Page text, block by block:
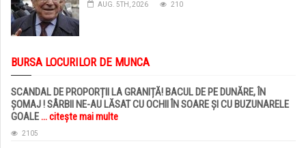
AUG. 5TH, 2026 210
BURSA LOCURILOR DE MUNCA
SCANDAL DE PROPORȚII LA GRANIȚĂ! BACUL DE PE DUNĂRE, ÎN
ȘOMAJ ! SÂRBII NE-AU LĂSAT CU OCHII ÎN SOARE ȘI CU BUZUNARELE
GOALE... citește mai multe
2105